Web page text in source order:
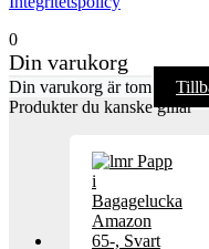
0
Din varukorg
Din varukorg är tom
Produkter du kanske gillar